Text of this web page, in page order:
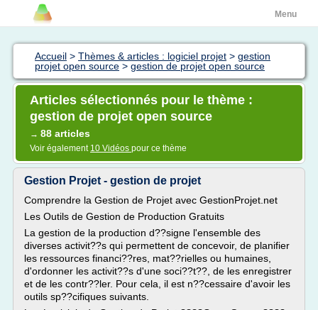
Menu
Accueil > Thèmes & articles : logiciel projet > gestion
projet open source > gestion de projet open source
Articles sélectionnés pour le thème :
gestion de projet open source
→ 88 articles
Voir également 10 Vidéos pour ce thème
Gestion Projet - gestion de projet
Comprendre la Gestion de Projet avec GestionProjet.net
Les Outils de Gestion de Production Gratuits
La gestion de la production d??signe l'ensemble des
diverses activit??s qui permettent de concevoir, de planifier
les ressources financi??res, mat??rielles ou humaines,
d'ordonner les activit??s d'une soci??t??, de les enregistrer
et de les contr??ler. Pour cela, il est n??cessaire d'avoir les
outils sp??cifiques suivants.